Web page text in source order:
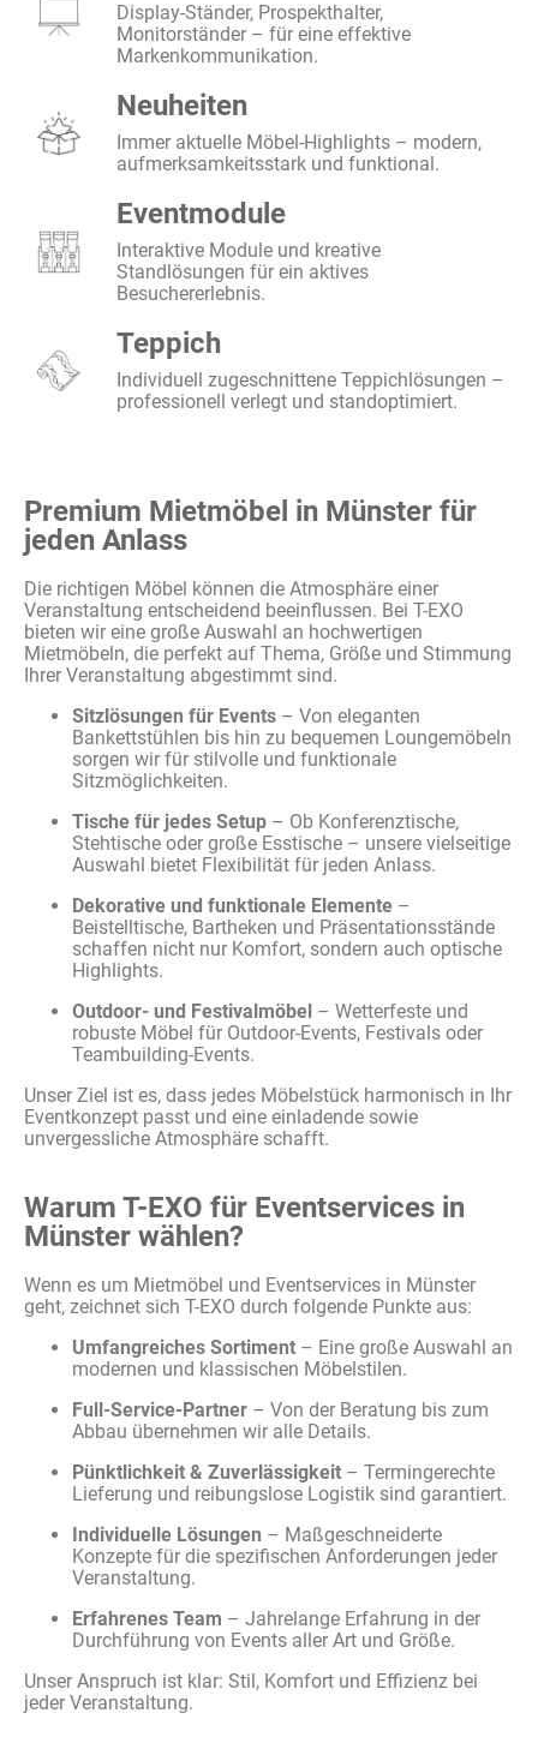
Display-Ständer, Prospekthalter,
Monitorständer – für eine effektive
Markenkommunikation.
Neuheiten
Immer aktuelle Möbel-Highlights – modern,
aufmerksamkeitsstark und funktional.
Eventmodule
Interaktive Module und kreative
Standlösungen für ein aktives
Besuchererlebnis.
Teppich
Individuell zugeschnittene Teppichlösungen –
professionell verlegt und standoptimiert.
Premium Mietmöbel in Münster für
jeden Anlass
Die richtigen Möbel können die Atmosphäre einer
Veranstaltung entscheidend beeinflussen. Bei T-EXO
bieten wir eine große Auswahl an hochwertigen
Mietmöbeln, die perfekt auf Thema, Größe und Stimmung
Ihrer Veranstaltung abgestimmt sind.
Sitzlösungen für Events – Von eleganten
Bankettstühlen bis hin zu bequemen Loungemöbeln
sorgen wir für stilvolle und funktionale
Sitzmöglichkeiten.
Tische für jedes Setup – Ob Konferenztische,
Stehtische oder große Esstische – unsere vielseitige
Auswahl bietet Flexibilität für jeden Anlass.
Dekorative und funktionale Elemente –
Beistelltische, Bartheken und Präsentationsstände
schaffen nicht nur Komfort, sondern auch optische
Highlights.
Outdoor- und Festivalmöbel – Wetterfeste und
robuste Möbel für Outdoor-Events, Festivals oder
Teambuilding-Events.
Unser Ziel ist es, dass jedes Möbelstück harmonisch in Ihr
Eventkonzept passt und eine einladende sowie
unvergessliche Atmosphäre schafft.
Warum T-EXO für Eventservices in
Münster wählen?
Wenn es um Mietmöbel und Eventservices in Münster
geht, zeichnet sich T-EXO durch folgende Punkte aus:
Umfangreiches Sortiment – Eine große Auswahl an
modernen und klassischen Möbelstilen.
Full-Service-Partner – Von der Beratung bis zum
Abbau übernehmen wir alle Details.
Pünktlichkeit & Zuverlässigkeit – Termingerechte
Lieferung und reibungslose Logistik sind garantiert.
Individuelle Lösungen – Maßgeschneiderte
Konzepte für die spezifischen Anforderungen jeder
Veranstaltung.
Erfahrenes Team – Jahrelange Erfahrung in der
Durchführung von Events aller Art und Größe.
Unser Anspruch ist klar: Stil, Komfort und Effizienz bei
jeder Veranstaltung.